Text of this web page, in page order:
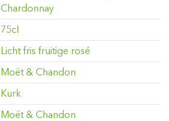
Chardonnay
75cl
Licht fris fruitige rosé
Moët & Chandon
Kurk
Moët & Chandon